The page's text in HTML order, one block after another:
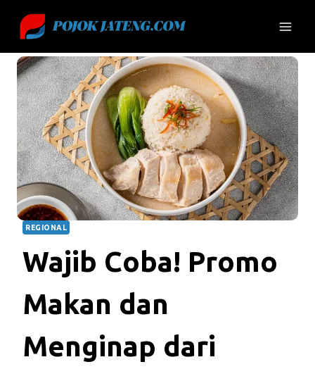
content
REGIONAL
Wajib Coba! Promo
Makan dan
Menginap dari